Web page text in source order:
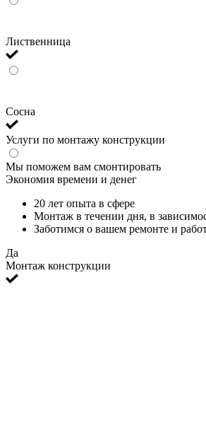
Лиственница
Сосна
Услуги по монтажу конструкции
Мы поможем вам смонтировать
Экономия времени и денег
20 лет опыта в сфере
Монтаж в течении дня, в
Заботимся о вашем ремонте и
Да
Монтаж конструкции